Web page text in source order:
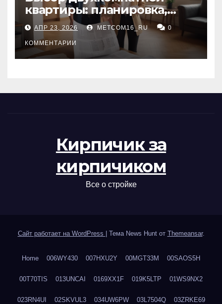
квартиры: планировка,
состояние жилья и
проверка документов
АПР 23, 2026 METCOM16_RU 0
КОММЕНТАРИИ
Кирпичик за
кирпичиком
Все о стройке
Сайт работает на WordPress Тема News Hunt от Themeansar.
Home 006WY430 007HXU2Y 00MGT33M 00SAOS5H
00T70TIS 013UNCAI 0169XX1F 019K5LTP 01WS9NX2
023RN4UI 02SKVUL3 034UW6PW 03L7504Q 03ZRKE69